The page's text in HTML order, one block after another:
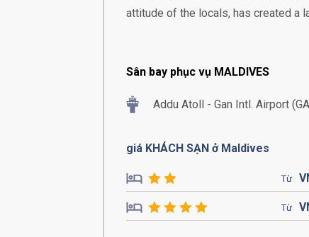
attitude of the locals, has created a
Sân bay phục vụ MALDIVES
Addu Atoll - Gan Intl. Airport
giá KHÁCH SẠN ở Maldives
Từ
Từ